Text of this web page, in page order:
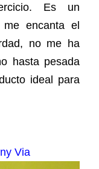
Es un
encanta el
no me ha
hasta pesada
ideal para
Via